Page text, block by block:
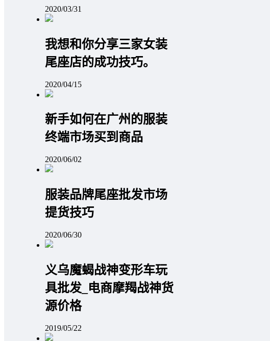
2020/03/31
我想和你分享三家女装
尾座店的成功技巧。
2020/04/15
新手如何在广州的服装
终端市场买到商品
2020/06/02
服装品牌尾座批发市场
提货技巧
2020/06/30
义乌魔蝎战神变形车玩
具批发_电商摩羯战神货
源价格
2019/05/22